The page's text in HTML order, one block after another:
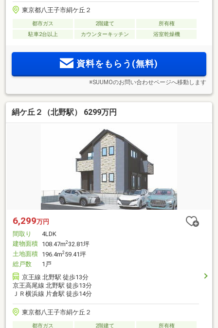
東京都八王子市絹ケ丘２
都市ガス 2階建て
所有権
駐車2台以上
カウンターキッチン 浴室乾燥機
資料をもらう(無料)
※SUUMOのお問い合わせページへ移動します
絹ケ丘２（北野駅） 6299万円
6,299万円
間取り
4LDK
建物面積 108.47m2 32.81坪
土地面積 196.4m2 59.41坪
総戸数
1戸
京王線 北野駅 徒歩13分
京王高尾線 北野駅 徒歩13分
ＪＲ横浜線 片倉駅 徒歩14分
東京都八王子市絹ケ丘２
都市ガス 2階建て
所有権